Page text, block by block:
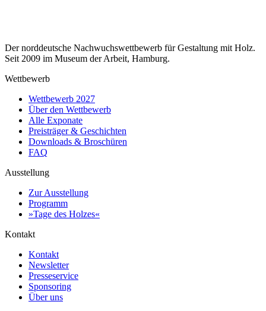
Der norddeutsche Nachwuchswettbewerb für Gestaltung mit Holz.
Seit 2009 im Museum der Arbeit, Hamburg.
Wettbewerb
Wettbewerb 2027
Über den Wettbewerb
Alle Exponate
Preisträger & Geschichten
Downloads & Broschüren
FAQ
Ausstellung
Zur Ausstellung
Programm
»Tage des Holzes«
Kontakt
Kontakt
Newsletter
Presseservice
Sponsoring
Über uns